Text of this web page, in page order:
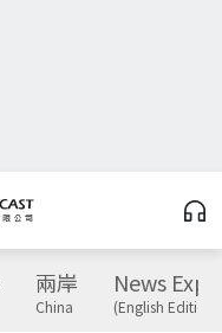
兩岸
China
News
(English Edition)